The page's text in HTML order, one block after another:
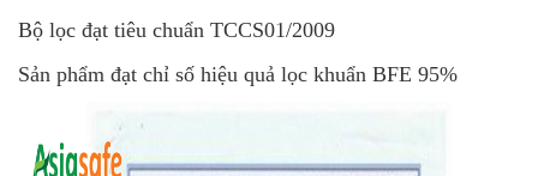
Bộ lọc đạt tiêu chuẩn TCCS01/2009
Sản phẩm đạt chỉ số hiệu quả lọc khuẩn BFE 95%